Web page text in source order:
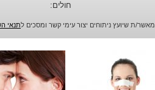
חולים:
מאשר/ת שיועץ ניתוחים יצור עימי קשר ומסכים לתנאי